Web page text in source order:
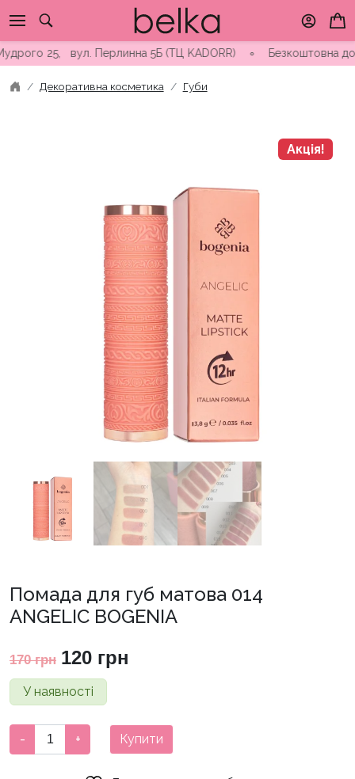
to
content
25, вул. Перлинна 5Б (ТЦ KADORR) ∘ Безкоштовна доставка
Декоративна косметика Губи
Акція!
Помада для губ матова 014
ANGELIC BOGENIA
170грн Оригінальна
ціна:
120 грн
У наявності
Помада
для
- + Купити